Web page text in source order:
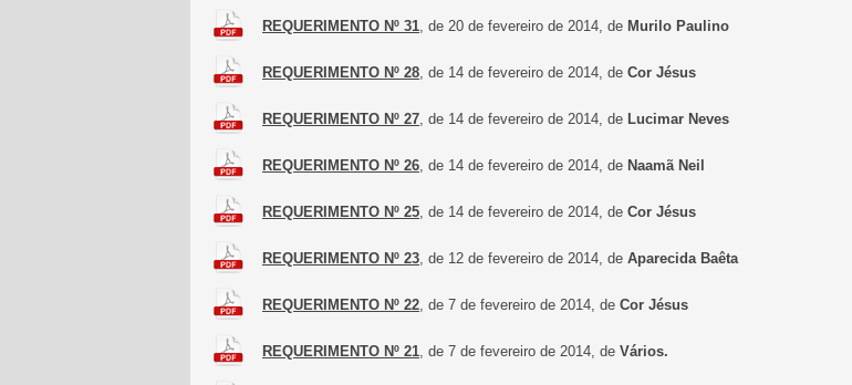
REQUERIMENTO Nº 31, de 20 de fevereiro de 2014, de Murilo Paulino
REQUERIMENTO Nº 28, de 14 de fevereiro de 2014, de Cor Jésus
REQUERIMENTO Nº 27, de 14 de fevereiro de 2014, de Lucimar Neves
REQUERIMENTO Nº 26, de 14 de fevereiro de 2014, de Naamã Neil
REQUERIMENTO Nº 25, de 14 de fevereiro de 2014, de Cor Jésus
REQUERIMENTO Nº 23, de 12 de fevereiro de 2014, de Aparecida Baêta
REQUERIMENTO Nº 22, de 7 de fevereiro de 2014, de Cor Jésus
REQUERIMENTO Nº 21, de 7 de fevereiro de 2014, de Vários.